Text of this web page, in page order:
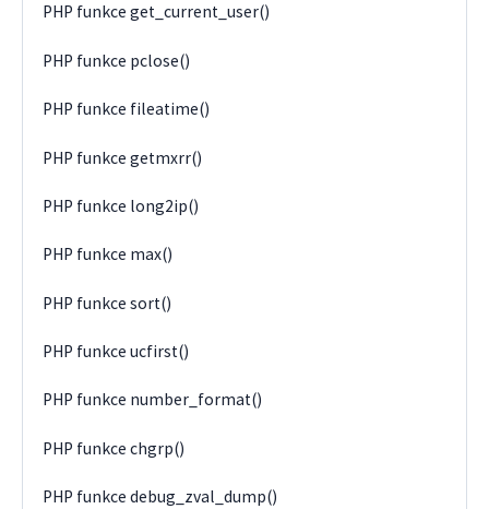
PHP funkce get_current_user()
PHP funkce pclose()
PHP funkce fileatime()
PHP funkce getmxrr()
PHP funkce long2ip()
PHP funkce max()
PHP funkce sort()
PHP funkce ucfirst()
PHP funkce number_format()
PHP funkce chgrp()
PHP funkce debug_zval_dump()